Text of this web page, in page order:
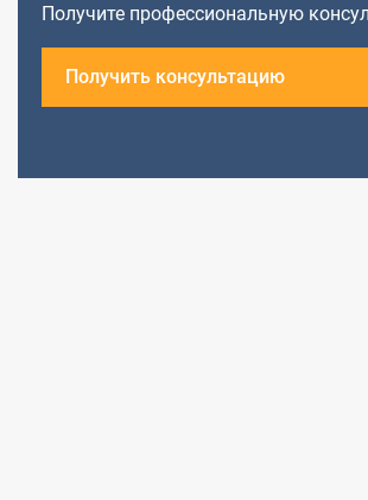
Получите профессиональную
Получить консультацию